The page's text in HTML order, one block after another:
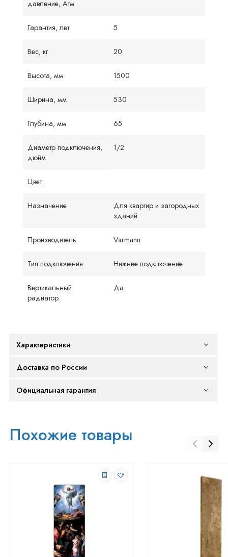
давление, Атм
Гарантия, лет 5
Вес, кг 20
Высота, мм 1500
Ширина, мм 530
Глубина, мм 65
Диаметр подключения,
дюйм
1/2
Цвет
Назначение
Для квартир и загородных
зданий
Производитель Varmann
Тип подключения Нижнее подключение
Вертикальный
радиатор
Да
Характеристики
Доставка по России
Официальная гарантия
Похожие товары